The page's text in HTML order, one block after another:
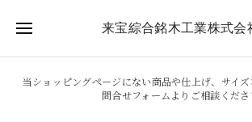
来宝綜合銘木工業株式会
当ショッピングページにない商品や仕上げ、サイ
問合せフォームよりご相談くだ